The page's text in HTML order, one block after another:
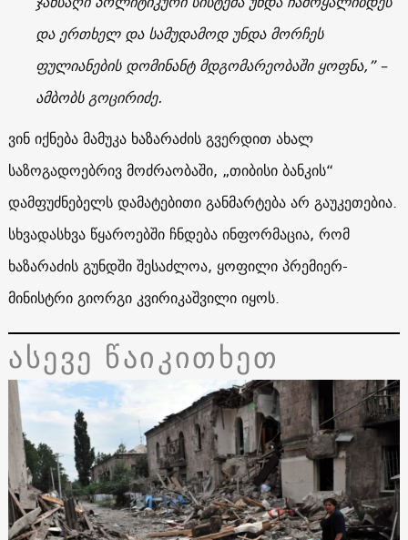
და ერთხელ და სამუდამოდ უნდა მორჩეს
ფულიანების დომინანტ მდგომარეობაში ყოფნა,” –
ამბობს გოცირიძე.
ვინ იქნება მამუკა ხაზარაძის გვერდით ახალ
საზოგადოებრივ მოძრაობაში, „თიბისი ბანკის“
დამფუძნებელს დამატებითი განმარტება არ გაუკეთებია.
სხვადასხვა წყაროებში ჩნდება ინფორმაცია, რომ
ხაზარაძის გუნდში შესაძლოა, ყოფილი პრემიერ-
მინისტრი გიორგი კვირიკაშვილი იყოს.
ასევე წაიკითხეთ